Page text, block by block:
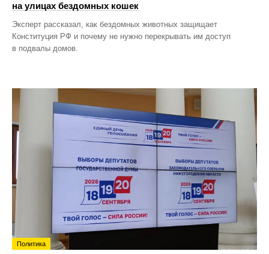
на улицах бездомных кошек
Эксперт рассказал, как бездомных животных защищает
Конституция РФ и почему не нужно перекрывать им доступ
в подвалы домов.
Политика